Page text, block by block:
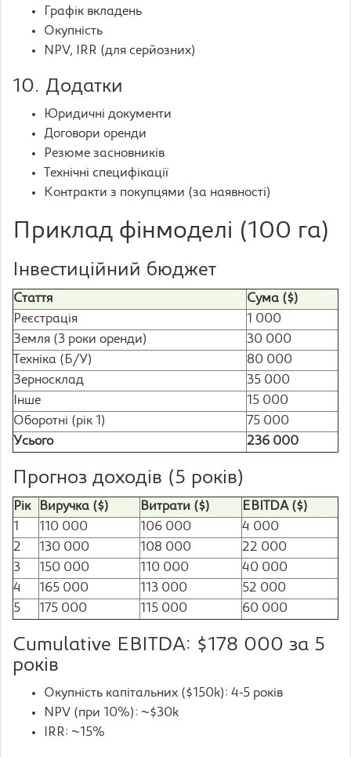
Графік вкладень
Окупність
NPV, IRR (для серйозних)
10. Додатки
Юридичні документи
Договори оренди
Резюме засновників
Технічні специфікації
Контракти з покупцями (за наявності)
Приклад фінмоделі (100 га)
Інвестиційний бюджет
Стаття
Сума ($)
Реєстрація
1 000
Земля (3 роки оренди)
30 000
Техніка (Б/У)
80 000
Зерносклад
35 000
Інше
15 000
Оборотні (рік 1)
75 000
Усього
236 000
Прогноз доходів (5 років)
Рік Виручка ($) Витрати ($)
EBITDA ($)
1
110 000 106 000
4 000
2
130 000 108 000
22 000
3
150 000 110 000
40 000
4
165 000 113 000
52 000
5
175 000 115 000 60 000
Cumulative EBITDA: $178 000 за 5
років
Окупність капітальних ($150k): 4-5 років
NPV (при 10%): ~$30k
IRR: ~15%